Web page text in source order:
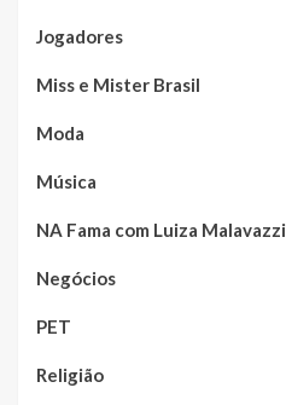
Jogadores
Miss e Mister Brasil
Moda
Música
NA Fama com Luiza Malavazzi
Negócios
PET
Religião